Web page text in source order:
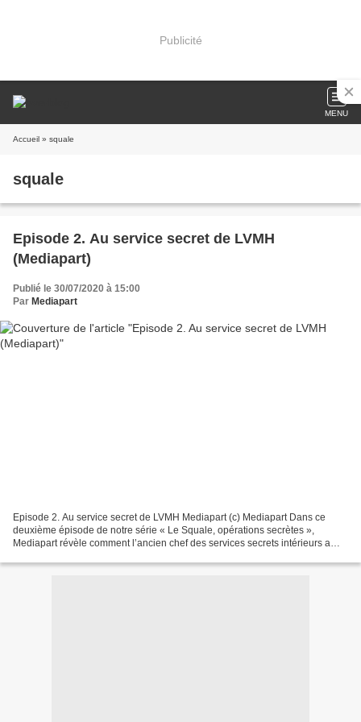
Publicité
MENU
Accueil » squale
squale
Episode 2. Au service secret de LVMH
(Mediapart)
Publié le 30/07/2020 à 15:00
Par Mediapart
Episode 2. Au service secret de LVMH Mediapart (c) Mediapart Dans ce
deuxième épisode de notre série « Le Squale, opérations secrètes »,
Mediapart révèle comment l’ancien chef des services secrets intérieurs a